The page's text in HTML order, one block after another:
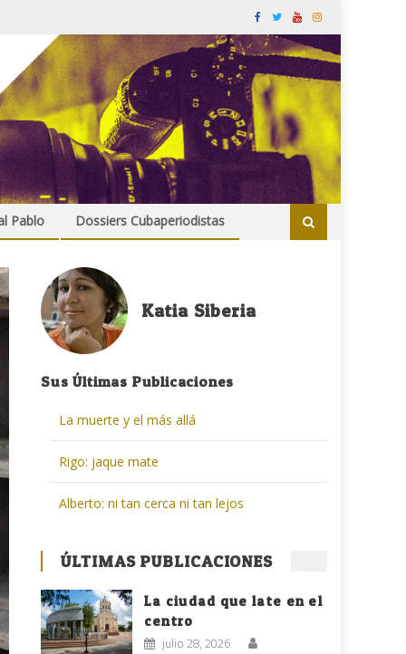
Pablo Dossiers Cubaperiodistas
Katia Siberia
Sus Últimas Publicaciones
La muerte y el más allá
Rigo: jaque mate
Alberto: ni tan cerca ni tan lejos
ÚLTIMAS PUBLICACIONES
La ciudad que late en el
centro
julio 28, 2026